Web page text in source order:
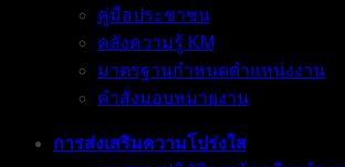
คู่มือประชาชน
คลังความรู้ KM
มาตรฐานกำหนดตำแหน่งงาน
คำสั่งมอบหมายงาน
การส่งเสริมความโปร่งใส